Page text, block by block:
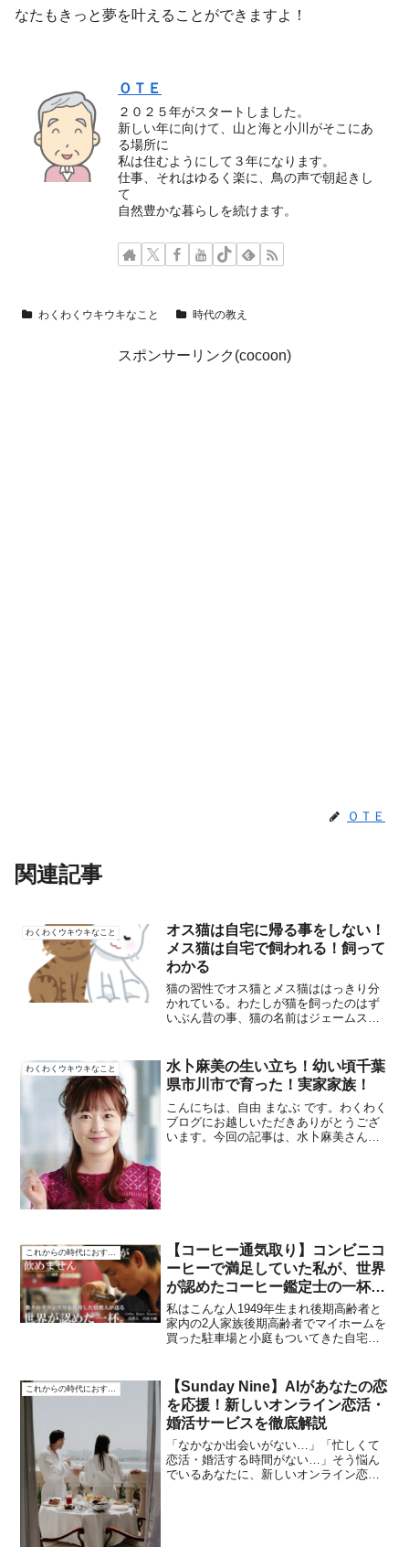
なたもきっと夢を叶えることができますよ！
ＯＴＥ
２０２５年がスタートしました。
新しい年に向けて、山と海と小川がそこにあ
る場所に
私は住むようにして３年になります。
仕事、それはゆるく楽に、鳥の声で朝起きし
て
自然豊かな暮らしを続けます。
わくわくウキウキなこと 時代の教え
スポンサーリンク(cocoon)
ＯＴＥ
関連記事
わくわくウキウキなこと
オス猫は自宅に帰る事をしない！
メス猫は自宅で飼われる！飼って
わかる
猫の習性でオス猫とメス猫ははっきり分
かれている。わたしが猫を飼ったのはず
いぶん昔の事、猫の名前はジェームスそ
3ヵ月だったと思った。そのジェームス
も、5ヶ月には家を...
わくわくウキウキなこと
水卜麻美の生い立ち！幼い頃千葉
県市川市で育った！実家家族！
こんにちは、自由 まなぶ です。わくわく
ブログにお越しいただきありがとうござ
います。今回の記事は、水卜麻美さんで
【コーヒー通気取り】コンビニコ
ーヒーで満足していた私が、世界
が認めたコーヒー鑑定士の一杯で
人生が変わった
私はこんな人1949年生まれ後期高齢者と
家内の2人家族後期高齢者でマイホームを
買った駐車場と小庭もついてきた自宅の
「世界が認めたコーヒー鑑定士」がいる
と、コーヒーが別物...
これからの時代におすすめ
【Sunday Nine】AIがあなたの恋
を応援！新しいオンライン恋活・
婚活サービスを徹底解説
「なかなか出会いがない…」「忙しくて
恋活・婚活する時間がない…」そう悩ん
でいるあなたに、新しいオンライン恋